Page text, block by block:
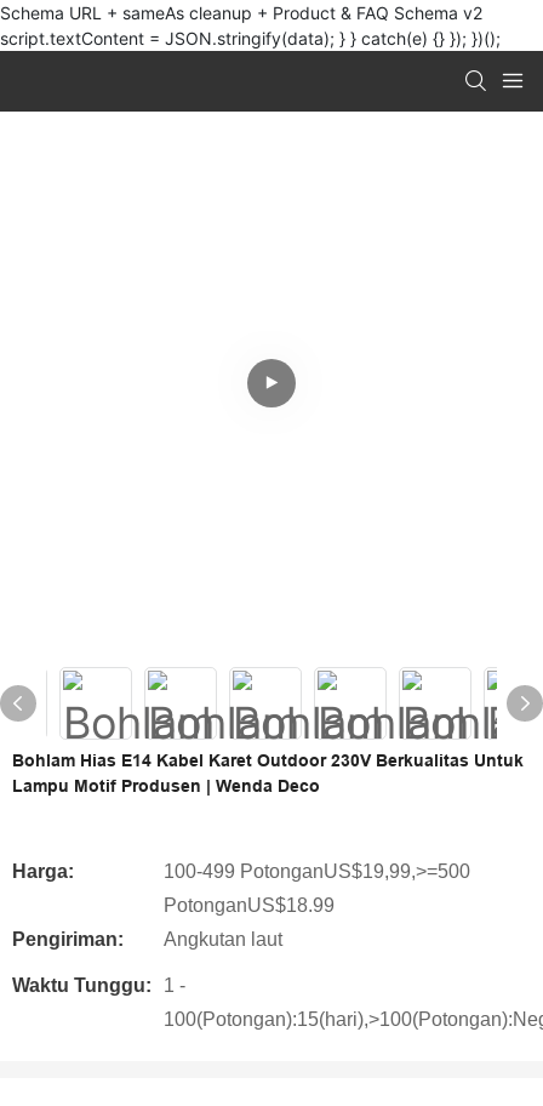
Schema URL + sameAs cleanup + Product & FAQ Schema v2
script.textContent = JSON.stringify(data); } } catch(e) {} }); })();
Bohlam Hias E14 Kabel Karet Outdoor 230V Berkualitas Untuk
Lampu Motif Produsen | Wenda Deco
Harga:
100-499 PotonganUS$19,99,>=500
PotonganUS$18.99
Pengiriman:
Angkutan laut
Waktu Tunggu:
1 -